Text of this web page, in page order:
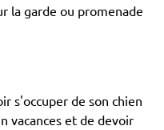
la garde ou promenade
s'occuper de son chien
vacances et de devoir